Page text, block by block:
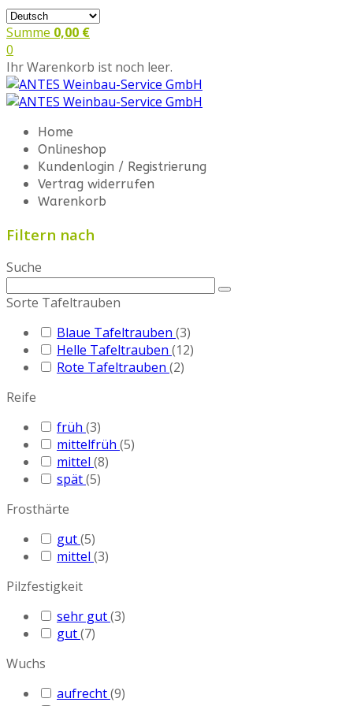
Summe 0,00 €
0
Ihr Warenkorb ist noch leer.
Home
Onlineshop
Kundenlogin / Registrierung
Vertrag widerrufen
Warenkorb
Filtern nach
Suche
Sorte Tafeltrauben
Blaue Tafeltrauben (3)
Helle Tafeltrauben (12)
Rote Tafeltrauben (2)
Reife
früh (3)
mittelfrüh (5)
mittel (8)
spät(5)
Frosthärte
gut(5)
mittel (3)
Pilzfestigkeit
sehr gut(3)
gut(7)
Wuchs
aufrecht(9)